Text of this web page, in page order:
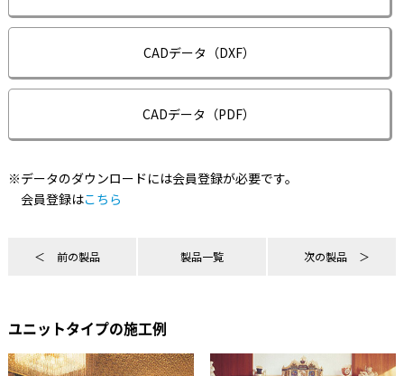
CADデータ（DXF）
CADデータ（PDF）
※データのダウンロードには会員登録が必要です。
会員登録はこちら
前の製品 製品一覧 次の製品
ユニットタイプの施工例